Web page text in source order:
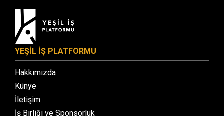
YEŞİL İŞ PLATFORMU
Hakkımızda
Künye
İletişim
İş Birliği ve Sponsorluk